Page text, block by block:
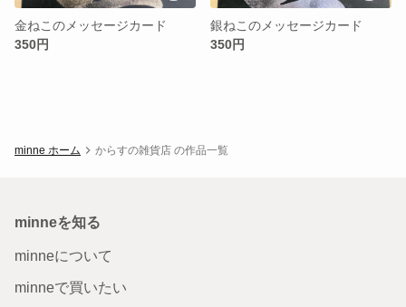
金ねこのメッセージカード
350円
銀ねこのメッセージカード
350円
minne ホーム からすの雑貨店 の作品一覧
minneを知る
minneについて
minneで買いたい